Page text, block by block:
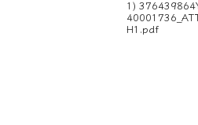
1)
H1.pdf